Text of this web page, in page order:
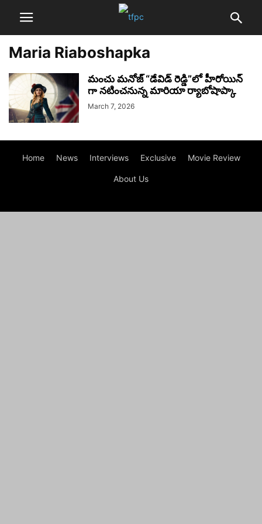
Maria Riaboshapka
మంచు మనోజ్ “డేవిడ్ రెడ్డి”లో హీరోయిన్
గా నటించనున్న మారియా ర్యాబోషాప్కా
March 7, 2026
Home News Interviews Exclusive Movie Review
About Us